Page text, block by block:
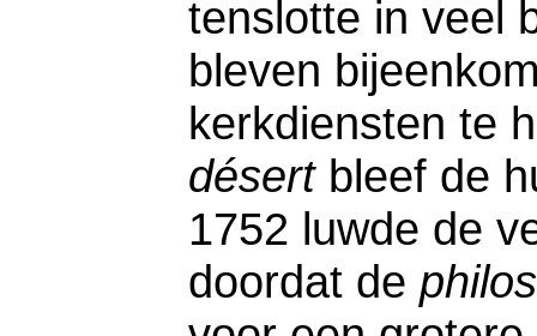
tenslotte in veel
bleven
kerkdiensten te
désertbleef de
1752 luwde de
doordat de